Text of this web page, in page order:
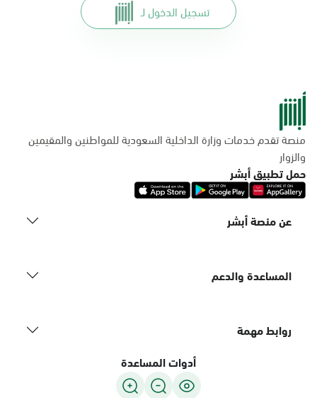
تسجيل الدخول لـ
منصة تقدم خدمات وزارة الداخلية السعودية للمواطنين والمقيمين
والزوار
حمل تطبيق أبشر
عن منصة أبشر
المساعدة والدعم
روابط مهمة
أدوات المساعدة